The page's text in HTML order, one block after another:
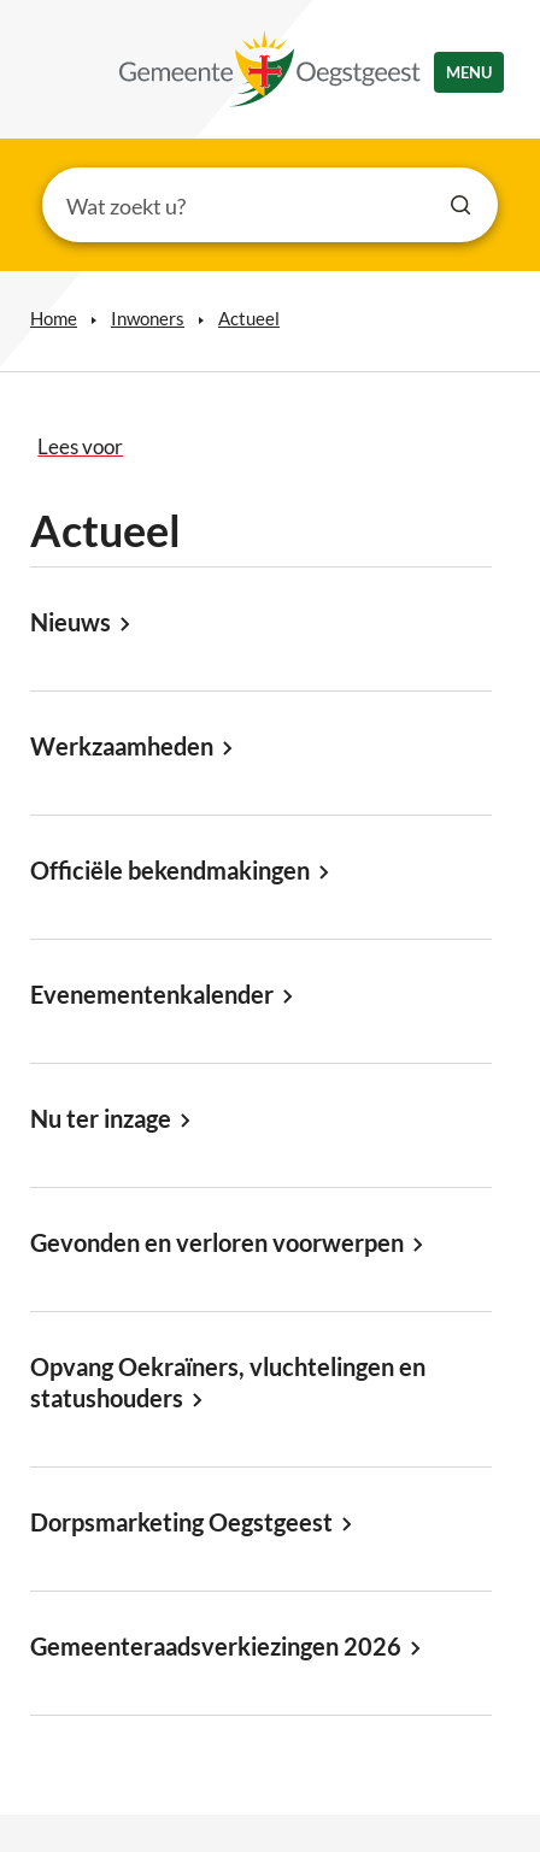
MENU
Home Inwoners Actueel
Lees voor
Actueel
Nieuws
Werkzaamheden
Officiële bekendmakingen
Evenementenkalender
Nu ter inzage
Gevonden en verloren voorwerpen
Opvang Oekraïners, vluchtelingen en
statushouders
Dorpsmarketing Oegstgeest
Gemeenteraadsverkiezingen 2026